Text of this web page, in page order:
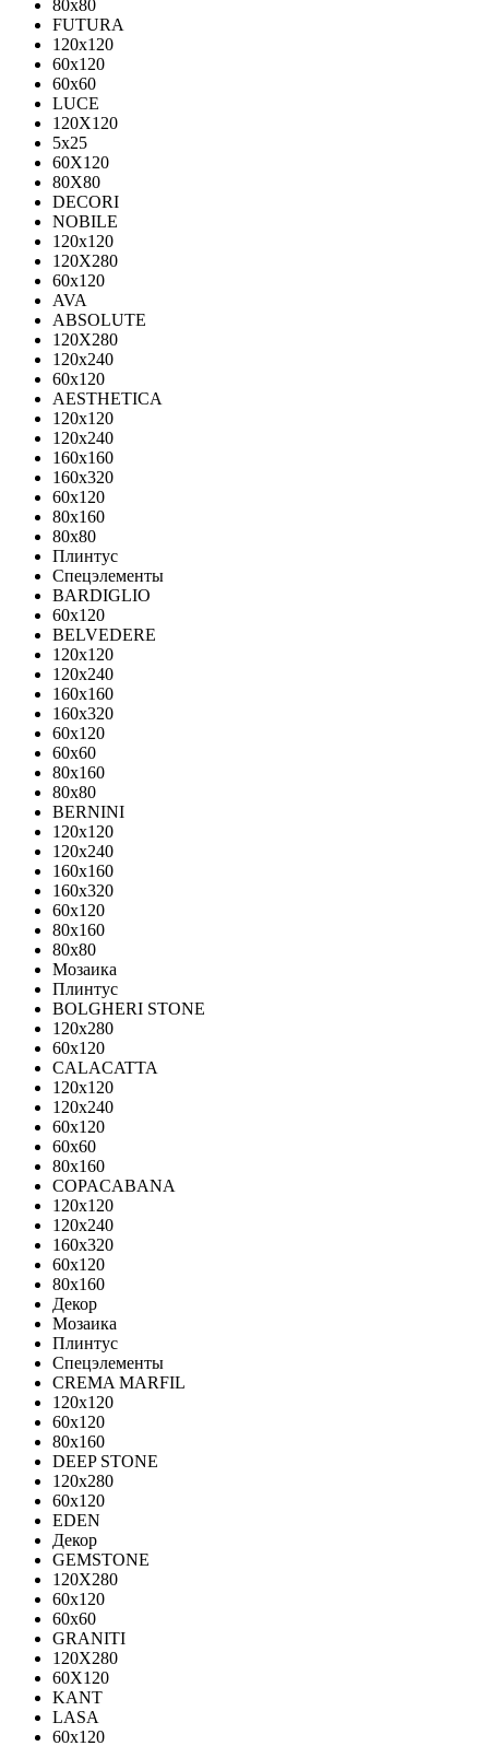
80х80
FUTURA
120х120
60х120
60х60
LUCE
120X120
5x25
60X120
80X80
DECORI
NOBILE
120x120
120X280
60x120
AVA
ABSOLUTE
120X280
120х240
60х120
AESTHETICA
120x120
120x240
160x160
160x320
60x120
80x160
80x80
Плинтус
Спецэлементы
BARDIGLIO
60x120
BELVEDERE
120x120
120x240
160x160
160x320
60x120
60x60
80x160
80x80
BERNINI
120x120
120x240
160x160
160x320
60x120
80x160
80x80
Мозаика
Плинтус
BOLGHERI STONE
120x280
60x120
CALACATTA
120x120
120x240
60x120
60x60
80x160
COPACABANA
120x120
120x240
160x320
60x120
80x160
Декор
Мозаика
Плинтус
Спецэлементы
CREMA MARFIL
120x120
60x120
80x160
DEEP STONE
120х280
60х120
EDEN
Декор
GEMSTONE
120X280
60x120
60x60
GRANITI
120X280
60X120
KANT
LASA
60x120